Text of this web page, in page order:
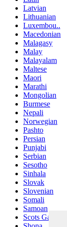
Latvian
Lithuanian
Luxembou..
Macedonian
Malagasy
Malay
Malayalam
Maltese
Maori
Marathi
Mongolian
Burmese
Nepali
Norwegian
Pashto
Persian
Punjabi
Serbian
Sesotho
Sinhala
Slovak
Slovenian
Somali
Samoan
Scots Gaelic